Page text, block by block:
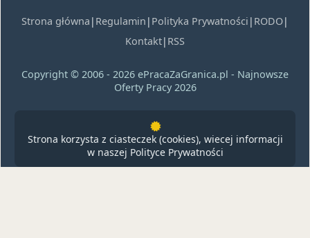
Strona główna | Regulamin | Polityka Prywatności | RODO|
Kontakt| RSS
Copyright © 2006 - 2026 ePracaZaGranica.pl - Najnowsze
Oferty Pracy 2026
Strona korzysta z ciasteczek (cookies), wiecej informacji
w naszej Polityce Prywatności